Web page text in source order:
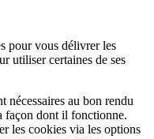
pour vous délivrer les
utiliser certaines de ses
nécessaires au bon rendu
façon dont il fonctionne.
les cookies via les options